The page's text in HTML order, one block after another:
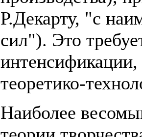
Р.Декарту, "с
сил"). Это
теоретико-
Наиболее